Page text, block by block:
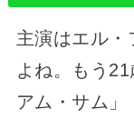
主演はエル・
よね。もう
アム・サム